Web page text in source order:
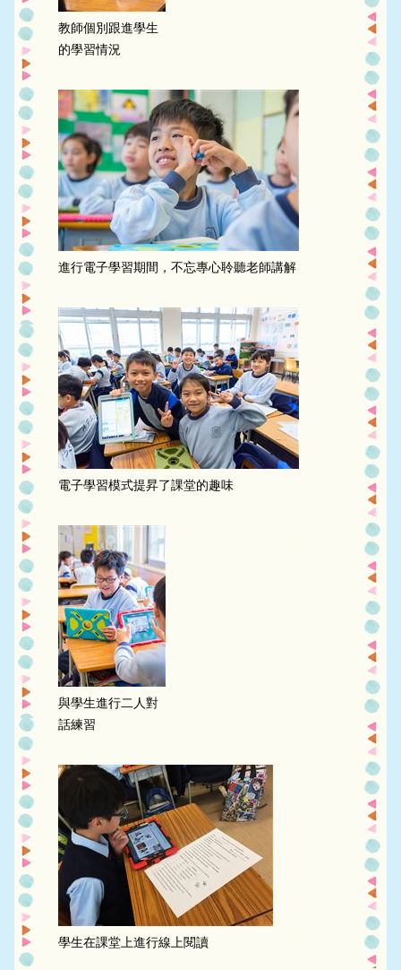
教師個別跟進學生
的學習情況
進行電子學習期間，不忘專心聆聽老師講解
電子學習模式提昇了課堂的趣味
與學生進行二人對
話練習
學生在課堂上進行線上閱讀